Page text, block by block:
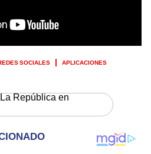
SOCIALES
APLICACIONES
República en